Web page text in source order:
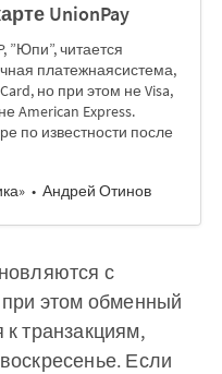
UnionPay
”Юпи”, читается
платежнаясистема,
но при этом не Visa,
American Express.
по известности после
Андрей Отинов
с
этом обменный
транзакциям,
Если